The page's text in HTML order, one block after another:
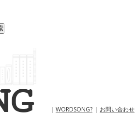
｜ WORDSONG? ｜ お問い合わせ